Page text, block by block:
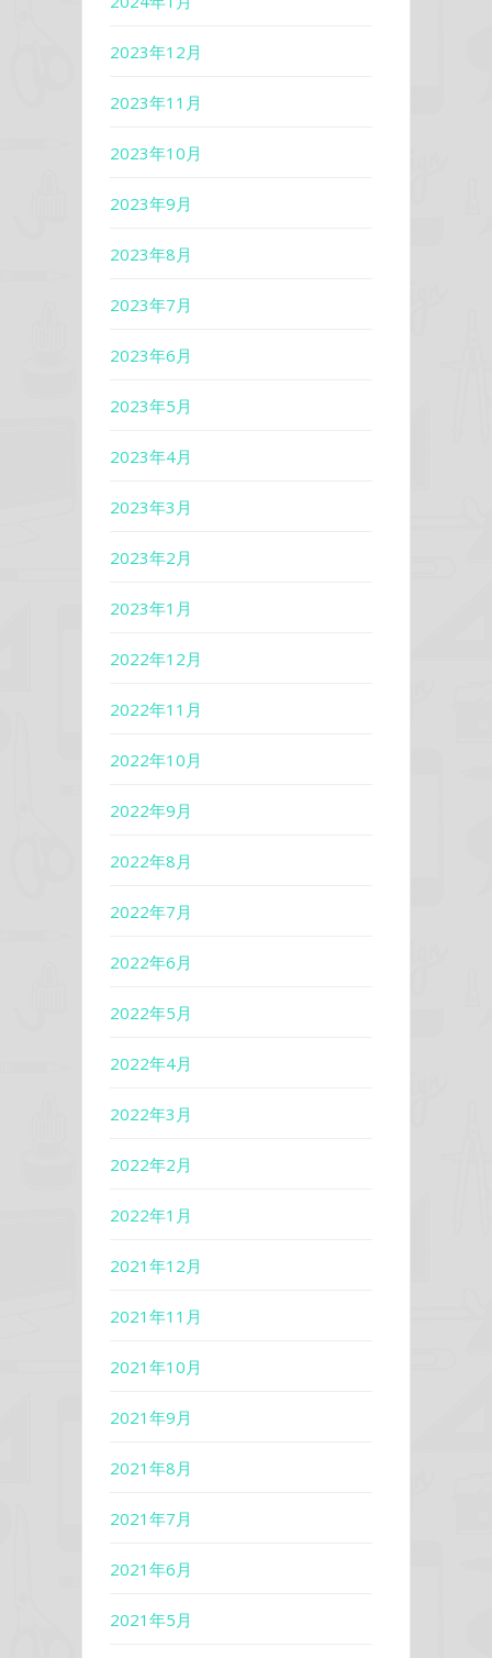
2023年12月
2023年11月
2023年10月
2023年9月
2023年8月
2023年7月
2023年6月
2023年5月
2023年4月
2023年3月
2023年2月
2023年1月
2022年12月
2022年11月
2022年10月
2022年9月
2022年8月
2022年7月
2022年6月
2022年5月
2022年4月
2022年3月
2022年2月
2022年1月
2021年12月
2021年11月
2021年10月
2021年9月
2021年8月
2021年7月
2021年6月
2021年5月